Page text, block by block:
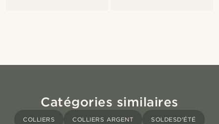
Catégories similaires
COLLIERS COLLIERS ARGENT SOLDESD'ÉTÉ